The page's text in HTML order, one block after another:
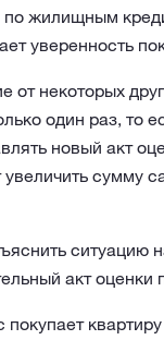
по жилищным
уверенность
от некоторых
один раз, то
новый акт
увеличить сумму
ситуацию
акт оценки
покупает